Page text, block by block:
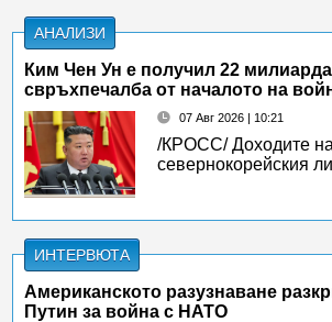
АНАЛИЗИ
Ким Чен Ун е получил 22
свръхпечалба от началото на
07 Авг 2026 | 10:21
/КРОСС/ Доходите на
севернокорейския
ИНТЕРВЮТА
Американското разузнаване
Путин за война с НАТО